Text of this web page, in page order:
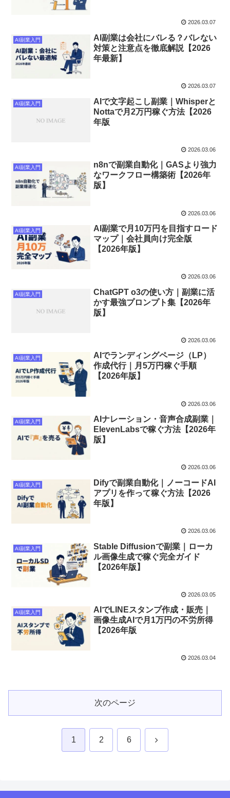
2026.03.07
AI副業入門
AI副業は会社にバレる？バレない
対策と注意点を徹底解説【2026
年最新】
2026.03.07
AI副業入門
AIで文字起こし副業｜Whisperと
Nottaで月2万円稼ぐ方法【2026
年版
2026.03.06
AI副業入門
n8nで副業自動化｜GASより強力
なワークフロー構築術【2026年
版】
2026.03.06
AI副業入門
AI副業で月10万円を目指すロード
マップ｜会社員向け完全版
【2026年版】
2026.03.06
AI副業入門
ChatGPT o3の使い方｜副業に活
かす最強プロンプト集【2026年
版】
2026.03.06
AI副業入門
AIでランディングページ（LP）
作成代行｜月5万円稼ぐ手順
【2026年版】
2026.03.06
AI副業入門
AIナレーション・音声合成副業｜
ElevenLabsで稼ぐ方法【2026年
版】
2026.03.06
AI副業入門
Difyで副業自動化｜ノーコードAI
アプリを作って稼ぐ方法【2026
年版】
2026.03.06
AI副業入門
Stable Diffusionで副業｜ローカ
ル画像生成で稼ぐ完全ガイド
【2026年版】
2026.03.05
AI副業入門
AIでLINEスタンプ作成・販売｜
画像生成AIで月1万円の不労所得
【2026年版
2026.03.04
次のページ
1 2 6 次